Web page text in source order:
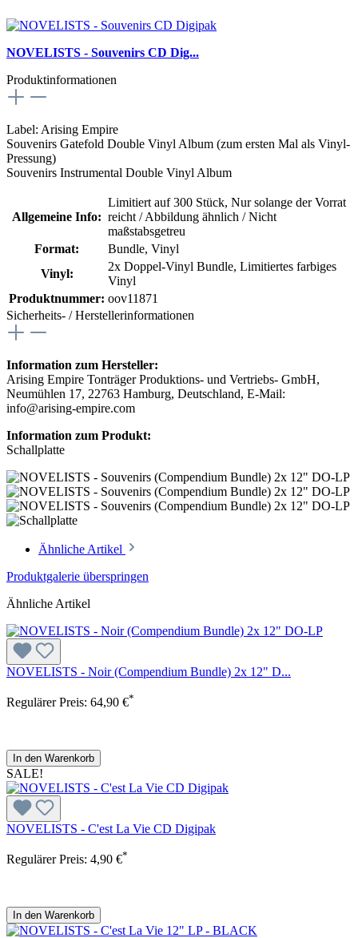
NOVELISTS - Souvenirs CD Dig...
Produktinformationen
Label: Arising Empire
Souvenirs Gatefold Double Vinyl Album (zum ersten Mal als Vinyl-
Pressung)
Souvenirs Instrumental Double Vinyl Album
Allgemeine Info:
Limitiert auf 300 Stück, Nur solange der Vorrat
reicht / Abbildung ähnlich / Nicht
maßstabsgetreu
Format:
Bundle, Vinyl
Vinyl:
2x Doppel-Vinyl Bundle, Limitiertes farbiges
Vinyl
Produktnummer: oov11871
Sicherheits- / Herstellerinformationen
Information zum Hersteller:
Arising Empire Tonträger Produktions- und Vertriebs- GmbH,
Neumühlen 17, 22763 Hamburg, Deutschland, E-Mail:
info@arising-empire.com
Information zum Produkt:
Schallplatte
Ähnliche Artikel
Produktgalerie überspringen
Ähnliche Artikel
NOVELISTS - Noir (Compendium Bundle) 2x 12" D...
Regulärer Preis: 64,90 €*
In den Warenkorb
SALE!
NOVELISTS - C'est La Vie CD Digipak
Regulärer Preis: 4,90 €*
In den Warenkorb